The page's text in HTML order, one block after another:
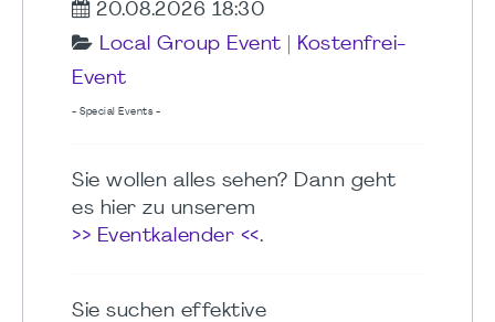
20.08.2026 18:30
Local Group Event
Kostenfrei-
Event
- Special Events -
Sie wollen alles sehen? Dann geht
es hier zu unserem
>> Eventkalender <<.
Sie suchen effektive